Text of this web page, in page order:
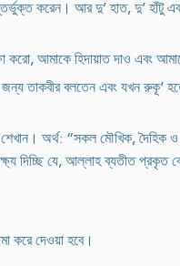
করেন। আর দু’ হাত, দু’ হাঁটু
করো, আমাকে হিদায়াত দাও এবং
তাকবীর বলতেন এবং যখন রুকূ‘
শেখান। অর্থ: “সকল মৌখিক,
দিচ্ছি যে, আল্লাহ ব্যতীত
করে দেওয়া হবে।